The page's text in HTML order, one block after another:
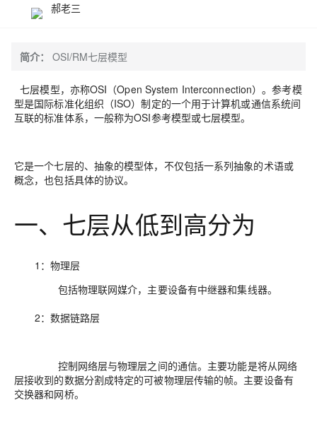
郝老三
简介： OSI/RM七层模型
七层模型，亦称OSI（Open System Interconnection）。参考模
型是国际标准化组织（ISO）制定的一个用于计算机或通信系统间
互联的标准体系，一般称为OSI参考模型或七层模型。
它是一个七层的、抽象的模型体，不仅包括一系列抽象的术语或
概念，也包括具体的协议。
一、七层从低到高分为
1：物理层
包括物理联网媒介，主要设备有中继器和集线器。
2：数据链路层
控制网络层与物理层之间的通信。主要功能是将从网络
层接收到的数据分割成特定的可被物理层传输的帧。主要设备有
交换器和网桥。